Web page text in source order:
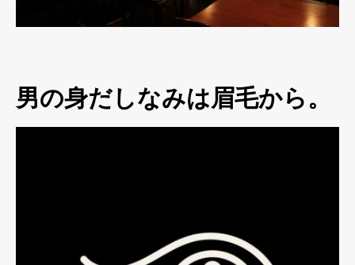
男の身だしなみは眉毛から。